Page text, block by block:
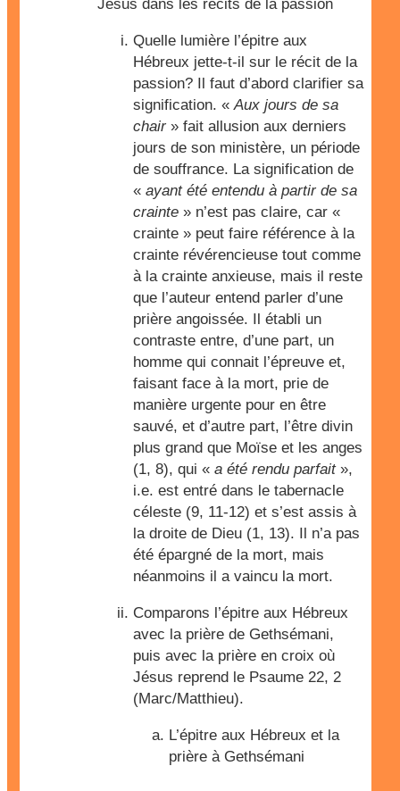
Jésus dans les récits de la passion
Quelle lumière l’épitre aux
Hébreux jette-t-il sur le récit de la
passion? Il faut d’abord clarifier sa
signification. «Aux jours de sa
chair» fait allusion aux derniers
jours de son ministère, un période
de souffrance. La signification de
« ayant été entendu à partir de sa
crainte » n’est pas claire, car «
crainte » peut faire référence à la
crainte révérencieuse tout comme
à la crainte anxieuse, mais il reste
que l’auteur entend parler d’une
prière angoissée. Il établi un
contraste entre, d’une part, un
homme qui connait l’épreuve et,
faisant face à la mort, prie de
manière urgente pour en être
sauvé, et d’autre part, l’être divin
plus grand que Moïse et les anges
(1, 8), qui « a été rendu parfait»,
i.e. est entré dans le tabernacle
céleste (9, 11-12) et s’est assis à
la droite de Dieu (1, 13). Il n’a pas
été épargné de la mort, mais
néanmoins il a vaincu la mort.
Comparons l’épitre aux Hébreux
avec la prière de Gethsémani,
puis avec la prière en croix où
Jésus reprend le Psaume 22, 2
(Marc/Matthieu).
L’épitre aux Hébreux et la
prière à Gethsémani